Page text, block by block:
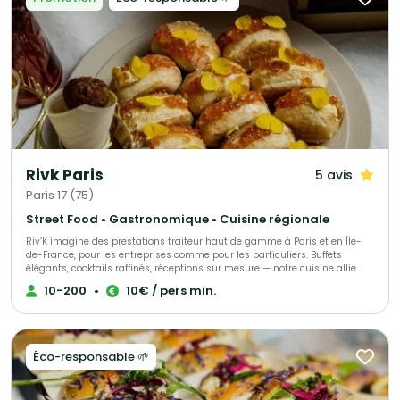
Rivk Paris 5 avis
Paris 17 (75)
Street Food • Gastronomique • Cuisine régionale
Riv’K imagine des prestations traiteur haut de gamme à Paris et en Île-
de-France, pour les entreprises comme pour les particuliers. Buffets
élégants, cocktails raffinés, réceptions sur mesure — notre cuisine allie
générosité, précision et influences levantines. Traiteur parisien à votre
écoute, nous nous adaptons à toutes vos envies et à chaque occasion.
alimentaires. Pour compléter votre expérience, nous offrons également
une sélection de boissons maison, préparées avec soin.
10-200 • 10€ / pers min.
Éco-responsable 🌱